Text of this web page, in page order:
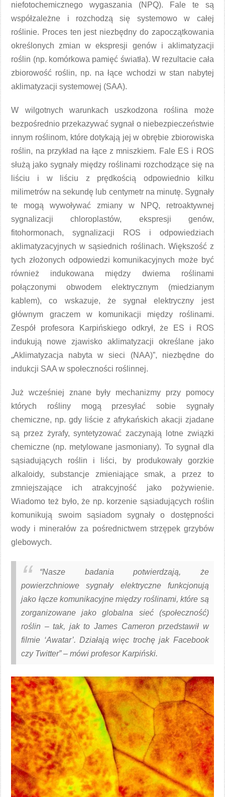
niefotochemicznego wygaszania (NPQ). Fale te są
współzależne i rozchodzą się systemowo w całej
roślinie. Proces ten jest niezbędny do zapoczątkowania
określonych zmian w ekspresji genów i aklimatyzacji
roślin (np. komórkowa pamięć światła). W rezultacie cała
zbiorowość roślin, np. na łące wchodzi w stan nabytej
aklimatyzacji systemowej (SAA).
W wilgotnych warunkach uszkodzona roślina może
bezpośrednio przekazywać sygnał o niebezpieczeństwie
innym roślinom, które dotykają jej w obrębie zbiorowiska
roślin, na przykład na łące z mniszkiem. Fale ES i ROS
służą jako sygnały między roślinami rozchodzące się na
liściu i w liściu z prędkością odpowiednio kilku
milimetrów na sekundę lub centymetr na minutę. Sygnały
te mogą wywoływać zmiany w NPQ, retroaktywnej
sygnalizacji chloroplastów, ekspresji genów,
fitohormonach, sygnalizacji ROS i odpowiedziach
aklimatyzacyjnych w sąsiednich roślinach. Większość z
tych złożonych odpowiedzi komunikacyjnych może być
również indukowana między dwiema roślinami
połączonymi obwodem elektrycznym (miedzianym
kablem), co wskazuje, że sygnał elektryczny jest
głównym graczem w komunikacji między roślinami.
Zespół profesora Karpińskiego odkrył, że ES i ROS
indukują nowe zjawisko aklimatyzacji określane jako
„Aklimatyzacja nabyta w sieci (NAA)”, niezbędne do
indukcji SAA w społeczności roślinnej.
Już wcześniej znane były mechanizmy przy pomocy
których rośliny mogą przesyłać sobie sygnały
chemiczne, np. gdy liście z afrykańskich akacji zjadane
są przez żyrafy, syntetyzować zaczynają lotne związki
chemiczne (np. metylowane jasmoniany). To sygnał dla
sąsiadujących roślin i liści, by produkowały gorzkie
alkaloidy, substancje zmieniające smak, a przez to
zmniejszające ich atrakcyjność jako pożywienie.
Wiadomo też było, że np. korzenie sąsiadujących roślin
komunikują swoim sąsiadom sygnały o dostępności
wody i minerałów za pośrednictwem strzępek grzybów
glebowych.
“Nasze badania potwierdzają, że
powierzchniowe sygnały elektryczne funkcjonują
jako łącze komunikacyjne między roślinami, które są
zorganizowane jako globalna sieć (społeczność)
roślin – tak, jak to James Cameron przedstawił w
filmie ‘Awatar’. Działają więc trochę jak Facebook
czy Twitter” – mówi profesor Karpiński.